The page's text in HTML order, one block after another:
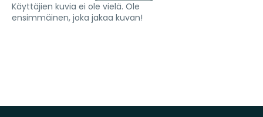
Käyttäjien kuvia ei ole vielä. Ole
ensimmäinen, joka jakaa kuvan!